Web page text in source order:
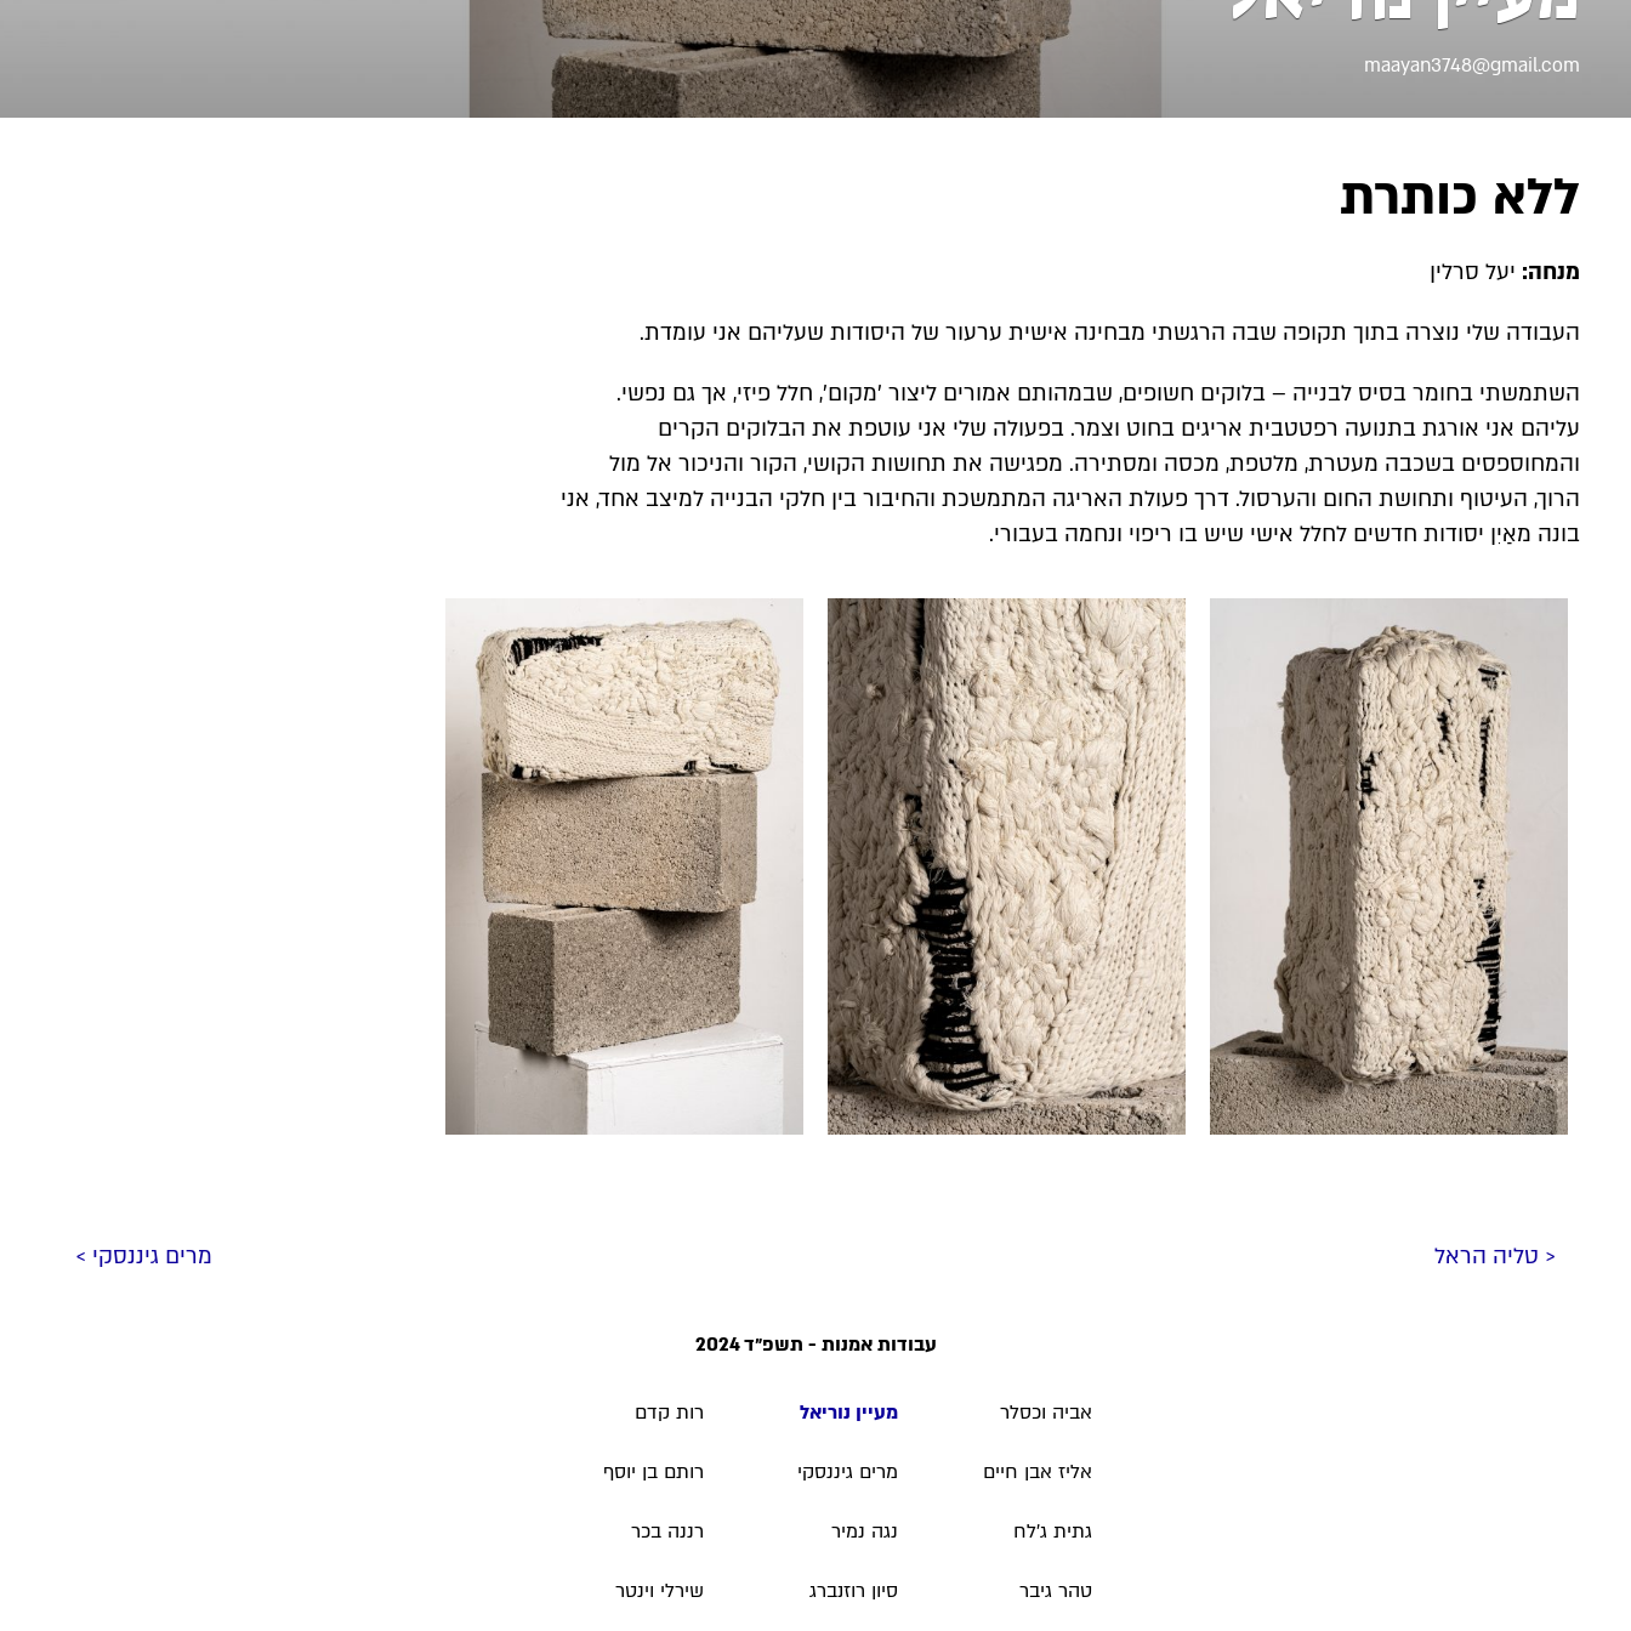
maayan3748@gmail.com
ללא כותרת
מנחה: יעל סרלין
העבודה שלי נוצרה בתוך תקופה שבה הרגשתי מבחינה אישית ערעור של היסודות שעליהם אני עומדת.
השתמשתי בחומר בסיס לבנייה – בלוקים חשופים, שבמהותם אמורים ליצור 'מקום', חלל פיזי, אך גם נפשי.
עליהם אני אורגת בתנועה רפטטבית אריגים בחוט וצמר. בפעולה שלי אני עוטפת את הבלוקים הקרים
והמחוספסים בשכבה מעטרת, מלטפת, מכסה ומסתירה. מפגישה את תחושות הקושי, הקור והניכור אל מול
הרוך, העיטוף ותחושת החום והערסול. דרך פעולת האריגה המתמשכת והחיבור בין חלקי הבנייה למיצב אחד, אני
בונה מאַיִן יסודות חדשים לחלל אישי שיש בו ריפוי ונחמה בעבורי.
מרים גיננסקי > < טליה הראל
עבודות אמנות - תשפ״ד 2024
אביה וכסלר
אליז אבן חיים
גתית ג'לח
טהר גיבר
מעיין נוריאל
מרים גיננסקי
נגה נמיר
סיון רוזנברג
רות קדם
רותם בן יוסף
רננה בכר
שירלי וינטר